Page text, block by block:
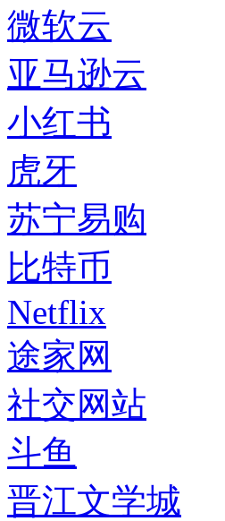
微软云
亚马逊云
小红书
虎牙
苏宁易购
比特币
Netflix
途家网
社交网站
斗鱼
晋江文学城